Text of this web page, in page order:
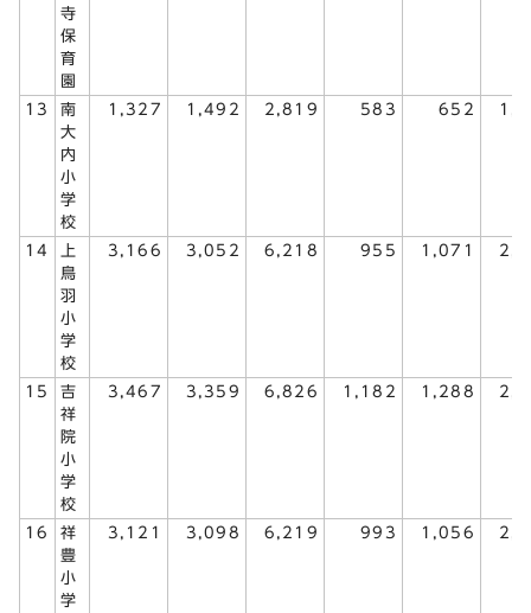
寺
保
育
園
13
南
大
内
小
学
校
1,327 1,492 2,819 583 652
14
上
鳥
羽
小
学
校
3,166 3,052 6,218 955 1,071
15
吉
祥
院
小
学
校
3,467 3,359 6,826 1,182 1,288
16
祥
豊
小
学
3,121 3,098 6,219 993 1,056